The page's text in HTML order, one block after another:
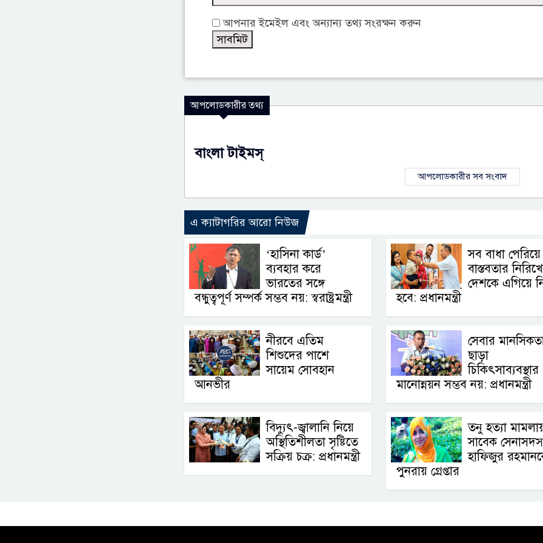
আপনার ইমেইল এবং অন্যান্য তথ্য সংরক্ষন করুন
আপলোডকারীর তথ্য
বাংলা টাইমস্
আপলোডকারীর সব সংবাদ
এ ক্যাটাগরির আরো নিউজ
‘হাসিনা কার্ড’
ব্যবহার করে
ভারতের সঙ্গে
বন্ধুত্বপূর্ণ সম্পর্ক সম্ভব নয়: স্বরাষ্ট্রমন্ত্রী
সব বাধা পেরিয়ে
বাস্তবতার নিরিখে
দেশকে এগিয়ে
হবে: প্রধানমন্ত্রী
নীরবে এতিম
শিশুদের পাশে
সায়েম সোবহান
আনভীর
সেবার
ছাড়া
চিকিৎসাব্যবস্থার
মানোন্নয়ন সম্ভব নয়: প্রধানমন্ত্রী
বিদ্যুৎ-জ্বালানি নিয়ে
অস্থিতিশীলতা সৃষ্টিতে
সক্রিয় চক্র: প্রধানমন্ত্রী
তনু হত্যা
সাবেক
হাফিজুর
পুনরায় গ্রেপ্তার